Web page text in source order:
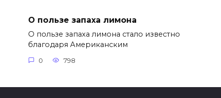
О пользе запаха лимона
О пользе запаха лимона стало известно
благодаря Американским
0 798